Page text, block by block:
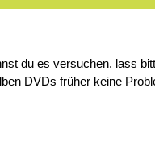
du es versuchen. lass
DVDs früher keine